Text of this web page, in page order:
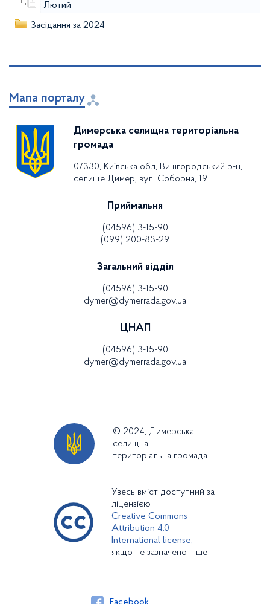
Лютий
Засідання за 2024
Мапа порталу
Димерська селищна територіальна
громада
07330, Київська обл, Вишгородський р-н,
селище Димер, вул. Соборна, 19
Приймальня
(04596) 3-15-90
(099) 200-83-29
Загальний відділ
(04596) 3-15-90
dymer@dymerrada.gov.ua
ЦНАП
(04596) 3-15-90
dymer@dymerrada.gov.ua
© 2024, Димерська
селищна
територіальна громада
Увесь вміст доступний за
ліцензією
Creative Commons
Attribution 4.0
International license,
якщо не зазначено інше